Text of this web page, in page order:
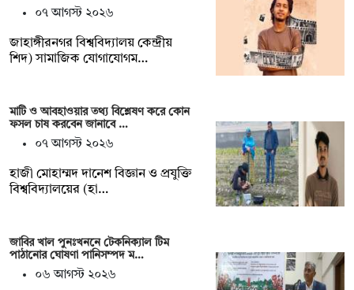
০৭ আগস্ট ২০২৬
‎জাহাঙ্গীরনগর বিশ্ববিদ্যালয় কেন্দ্রীয়
শিদ) সামাজিক যোগাযোগম…
মাটি ও আবহাওয়ার তথ্য বিশ্লেষণ করে কোন
ফসল চাষ করবেন জানাবে …
০৭ আগস্ট ২০২৬
হাজী মোহাম্মদ দানেশ বিজ্ঞান ও প্রযুক্তি
বিশ্ববিদ্যালয়ের (হা…
জাবির খাল পুনঃখননে টেকনিক্যাল টিম
পাঠানোর ঘোষণা পানিসম্পদ ম…
০৬ আগস্ট ২০২৬